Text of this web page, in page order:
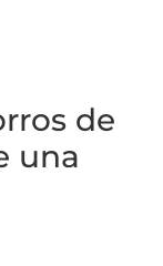
de
una